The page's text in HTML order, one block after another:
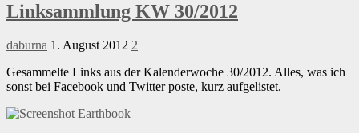
Linksammlung KW 30/2012
daburna 1. August 2012 2
Gesammelte Links aus der Kalenderwoche 30/2012. Alles, was ich
sonst bei Facebook und Twitter poste, kurz aufgelistet.